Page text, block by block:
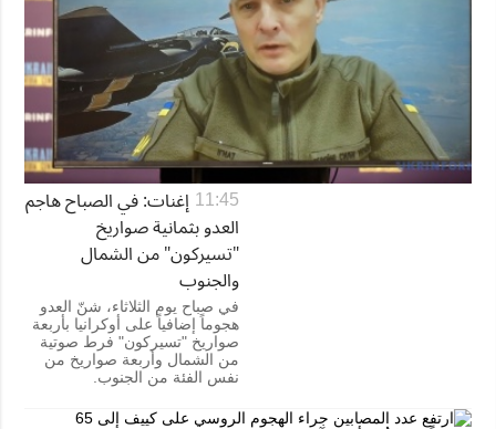
11:45 إغنات: في الصباح هاجم
العدو بثمانية صواريخ
"تسيركون" من الشمال
والجنوب
في صباح يوم الثلاثاء، شنّ العدو
هجوماً إضافياً على أوكرانيا بأربعة
صواريخ "تسيركون" فرط صوتية
من الشمال وأربعة صواريخ من
نفس الفئة من الجنوب.